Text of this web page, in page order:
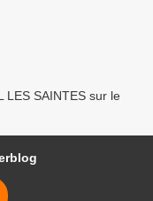
LES SAINTES sur le